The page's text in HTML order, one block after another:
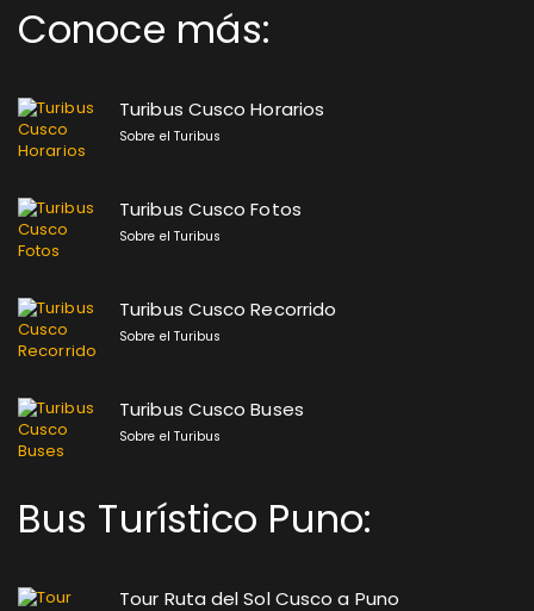
Conoce más:
Turibus Cusco Horarios
Sobre el Turibus
Turibus Cusco Fotos
Sobre el Turibus
Turibus Cusco Recorrido
Sobre el Turibus
Turibus Cusco Buses
Sobre el Turibus
Bus Turístico Puno:
Tour Ruta del Sol Cusco a Puno